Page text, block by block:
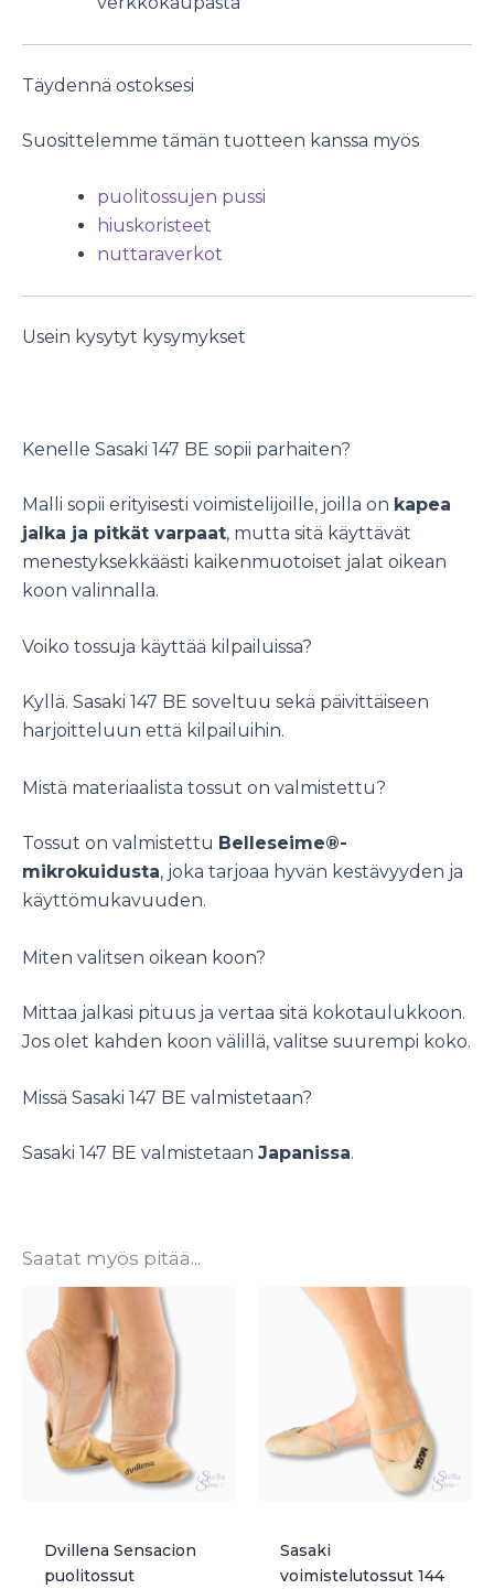
Täydennä ostoksesi
Suosittelemme tämän tuotteen kanssa myös
puolitossujen pussi
hiuskoristeet
nuttaraverkot
Usein kysytyt kysymykset
Kenelle Sasaki 147 BE sopii parhaiten?
Malli sopii erityisesti voimistelijoille, joilla on kapea
jalka ja pitkät varpaat, mutta sitä käyttävät
menestyksekkäästi kaikenmuotoiset jalat oikean
koon valinnalla.
Voiko tossuja käyttää kilpailuissa?
Kyllä. Sasaki 147 BE soveltuu sekä päivittäiseen
harjoitteluun että kilpailuihin.
Mistä materiaalista tossut on valmistettu?
Tossut on valmistettu Belleseime®-
mikrokuidusta, joka tarjoaa hyvän kestävyyden ja
käyttömukavuuden.
Miten valitsen oikean koon?
Mittaa jalkasi pituus ja vertaa sitä kokotaulukkoon.
Jos olet kahden koon välillä, valitse suurempi koko.
Missä Sasaki 147 BE valmistetaan?
Sasaki 147 BE valmistetaan Japanissa.
Saatat myös pitää...
Dvillena Sensacion
puolitossut
Sasaki
voimistelutossut 144